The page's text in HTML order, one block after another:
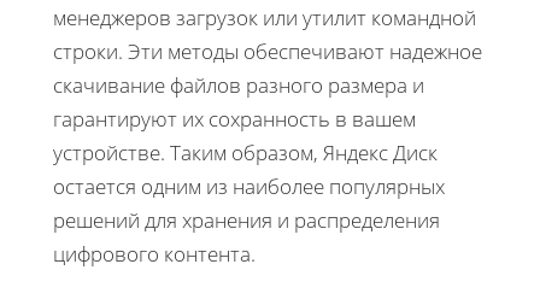
менеджеров загрузок или утилит командной
строки. Эти методы обеспечивают надежное
скачивание файлов разного размера и
гарантируют их сохранность в вашем
устройстве. Таким образом, Яндекс Диск
остается одним из наиболее популярных
решений для хранения и распределения
цифрового контента.